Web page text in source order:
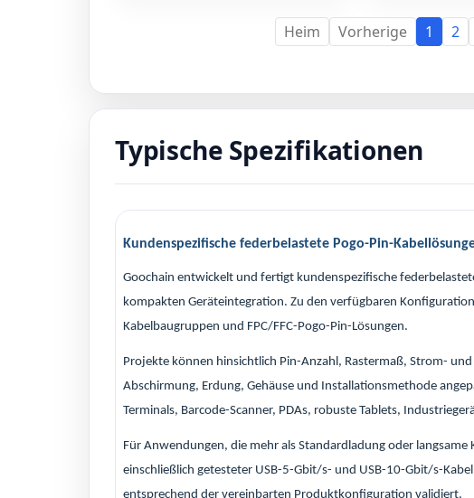
Heim Vorherige 1 2
Typische Spezifikationen
Kundenspezifische federbelastete Pogo-Pin-
Goochain entwickelt und fertigt kundenspezifische
kompakten Geräteintegration. Zu den verfügbaren
Kabelbaugruppen und FPC/FFC-Pogo-Pin-Lösungen.
Projekte können hinsichtlich Pin-Anzahl, Rastermaß, Strom-
Abschirmung, Erdung, Gehäuse und Installationsmethode
Terminals, Barcode-Scanner, PDAs, robuste Tablets,
Für Anwendungen, die mehr als Standardladung oder
einschließlich getesteter USB-5-Gbit/s- und USB-10-Gbit/s-
entsprechend der vereinbarten Produktkonfiguration validiert.